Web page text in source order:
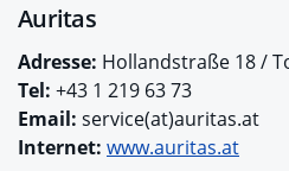
Auritas
Adresse: Hollandstraße 18 /
Tel: +43 1 219 63 73
Email: service(at)auritas.at
Internet: www.auritas.at